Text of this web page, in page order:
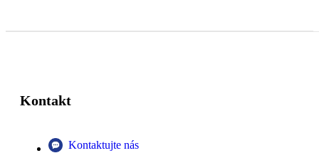
Kontakt
Kontaktujte nás